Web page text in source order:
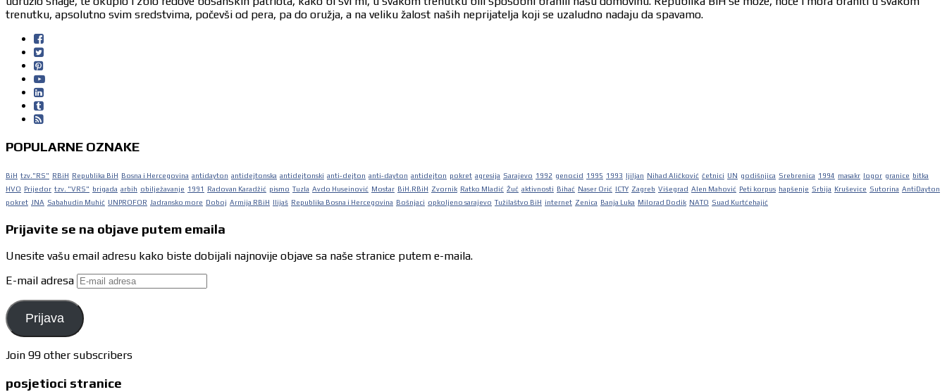
trenutku, apsolutno svim sredstvima, počevši od pera, pa do oružja, a na veliku žalost naših neprijatelja koji se uzaludno nadaju da spavamo.
POPULARNE OZNAKE
BiH tzv."RS" RBiH Republika BiH Bosna i Hercegovina antidayton antidejtonska antidejtonski anti-dejton anti-dayton antidejton pokret agresija Sarajevo 1992 genocid 1995 1993 ljiljan Nihad Aličković četnici UN godišnjica Srebrenica 1994 masakr logor granice bitka
HVO Prijedor tzv. "VRS" brigada arbih obilježavanje 1991 Radovan Karadžić pismo Tuzla Avdo Huseinović Mostar BiH.RBiH Zvornik Ratko Mladić Žuč aktivnosti Bihać Naser Orić ICTY Zagreb Višegrad Alen Mahović Peti korpus hapšenje Srbija Kruševice Sutorina AntiDayton
pokret JNA Sabahudin Muhić UNPROFOR Jadransko more Doboj Armija RBiH Ilijaš Republika Bosna i Hercegovina Bošnjaci opkoljeno sarajevo Tužilaštvo BiH internet Zenica Banja Luka Milorad Dodik NATO Suad Kurtćehajić
Prijavite se na objave putem emaila
Unesite vašu email adresu kako biste dobijali najnovije objave sa naše stranice putem e-maila.
E-mail adresa
Prijava
Join 99 other subscribers
posjetioci stranice